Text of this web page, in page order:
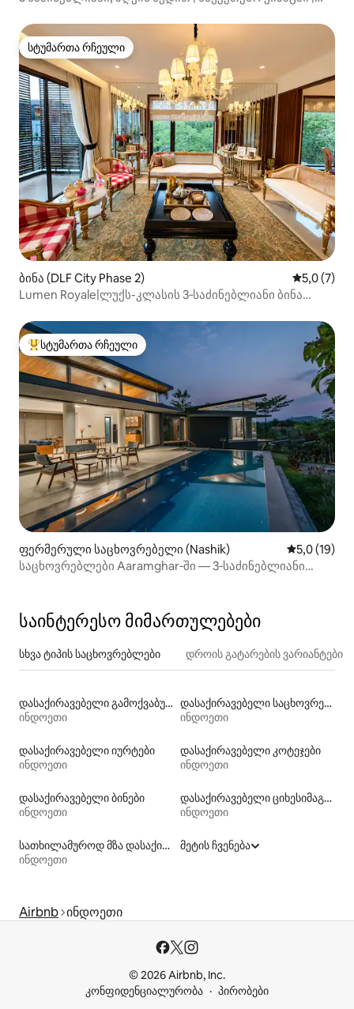
სტუმართა რჩეული
სტუმართა რჩეული
ბინა (DLF City Phase 2) საშუალო
5,0 (7)
Lumen Royale|ლუქს-კლასის 3‑საძინებლიანი ბინა
სტუმართა რჩეული მოწინავე ვარიანტი
სტუმართა რჩეული
ფერმერული საცხოვრებელი (Nashik) საშუალო
5,0 (19)
საცხოვრებლები Aaramghar‑ში — 3‑საძინებლიანი
საინტერესო მიმართულებები
სხვა ტიპის საცხოვრებლები დროის გატარების ვარიანტები
დასაქირავებელი გამოქვაბულები
ინდოეთი
დასაქირავებელი საცხოვრებლები რელიგიურ შენობებში
ინდოეთი
დასაქირავებელი იურტები
ინდოეთი
დასაქირავებელი კოტეჯები
ინდოეთი
დასაქირავებელი ბინები
ინდოეთი
დასაქირავებელი ციხესიმაგრეები
ინდოეთი
სათხილამუროდ მზა დასაქირავებელი საცხოვრებლები
ინდოეთი
მეტის ჩვენება
Airbnb ინდოეთი
© 2026 Airbnb, Inc.
კონფიდენციალურობა
პირობები